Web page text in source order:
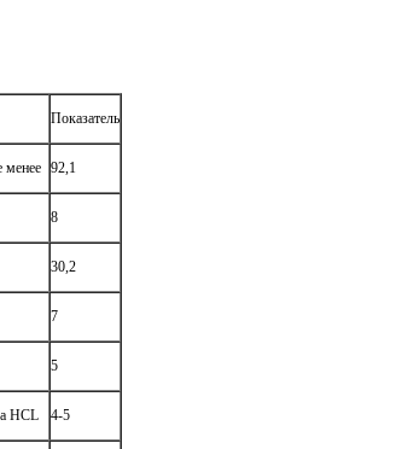
Показатель
менее 92,1
8
30,2
7
5
HCL 4-5